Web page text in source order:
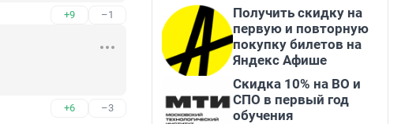
+9 –1
+6 –3
Получить скидку на
первую и повторную
покупку билетов на
Яндекс Афише
Скидка 10% на ВО и
СПО в первый год
обучения